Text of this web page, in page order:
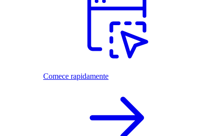
Comece rapidamente